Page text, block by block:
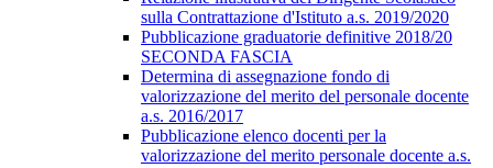
sulla Contrattazione d'Istituto a.s. 2019/2020
Pubblicazione graduatorie definitive 2018/20
SECONDA FASCIA
Determina di assegnazione fondo di
valorizzazione del merito del personale docente
a.s. 2016/2017
Pubblicazione elenco docenti per la
valorizzazione del merito personale docente a.s.